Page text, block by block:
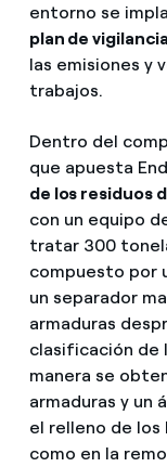
entorno se
plan de
las emisiones y
trabajos.
Dentro del
que apuesta
de los residuos
con un equipo
tratar 300
compuesto por
un separador
armaduras
clasificación de
manera se
armaduras y un
el relleno de los
como en la